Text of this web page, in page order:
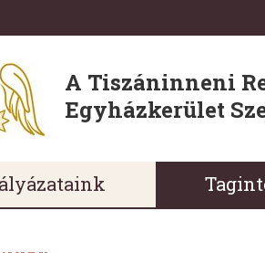
A Tiszáninneni
Egyházkerület